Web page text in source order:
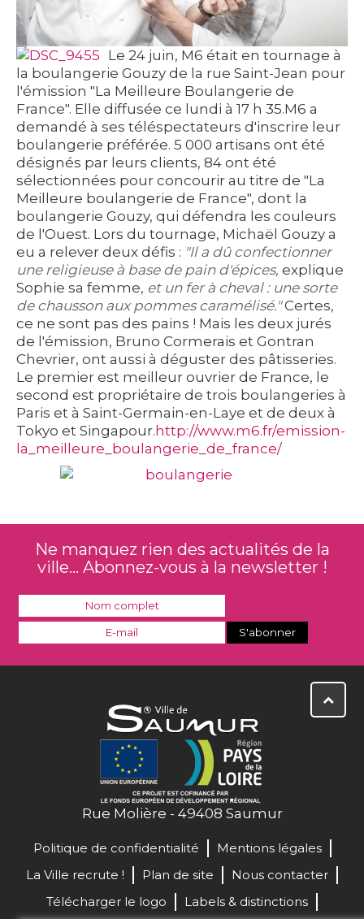
Le 24 juin, M6 était en tournage à
la boulangerie Gouzy de la rue Saint-Jean pour
l'émission "La Meilleure Boulangerie de
France". Elle diffusée ce lundi à 17 h 35.M6 a
demandé à ses téléspectateurs d'inscrire leur
boulangerie préférée. 5 000 artisans ont été
désignés par leurs clients, 84 ont été
sélectionnées pour concourir au titre de "La
Meilleure boulangerie de France", dont la
boulangerie Gouzy, qui défendra les couleurs
de l'Ouest. Lors du tournage, Michaël Gouzy a
eu a relever deux défis : "Il a dû confectionner
une religieuse à base de pain d'épices, explique
Sophie sa femme, et un fer à cheval : une sorte
de chausson aux pommes caramélisé."Certes,
ce ne sont pas des pains ! Mais les deux jurés
de l'émission, Bruno Cormerais et Gontran
Chevrier, ont aussi à déguster des pâtisseries.
Le premier est meilleur ouvrier de France, le
second est propriétaire de trois boulangeries à
Paris et à Saint-Germain-en-Laye et de deux à
Tokyo et Singapour.http://www.m6.fr/emission-
la_meilleure_boulangerie_de_france/
Ne manquez rien des actualités de la
ville... Abonnez-vous à la newsletter !
Rue Molière - 49408 Saumur
Politique de confidentialité
Mentions légales
La Ville recrute !
Plan de site
Nous contacter
Télécharger le logo
Labels & distinctions